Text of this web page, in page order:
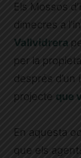
Els Mossos
dimecres a
Vallvidrera
per la
després
projecte que
En aquesta
que els